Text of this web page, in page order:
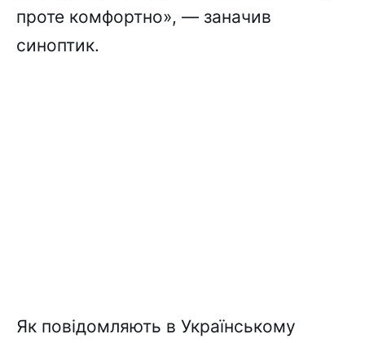
проте комфортно», — заначив
синоптик.
Як повідомляють в Українському